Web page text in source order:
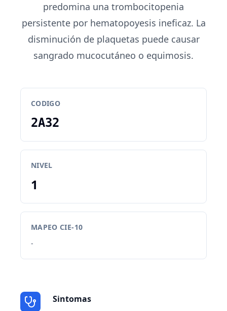
predomina una trombocitopenia
persistente por hematopoyesis ineficaz. La
disminución de plaquetas puede causar
sangrado mucocutáneo o equimosis.
CODIGO
2A32
NIVEL
1
MAPEO CIE-10
-
Sintomas